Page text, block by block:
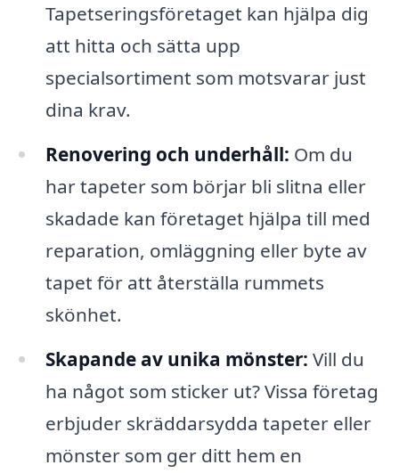
Tapetseringsföretaget kan hjälpa dig
att hitta och sätta upp
specialsortiment som motsvarar just
dina krav.
Renovering och underhåll: Om du
har tapeter som börjar bli slitna eller
skadade kan företaget hjälpa till med
reparation, omläggning eller byte av
tapet för att återställa rummets
skönhet.
Skapande av unika mönster: Vill du
ha något som sticker ut? Vissa företag
erbjuder skräddarsydda tapeter eller
mönster som ger ditt hem en